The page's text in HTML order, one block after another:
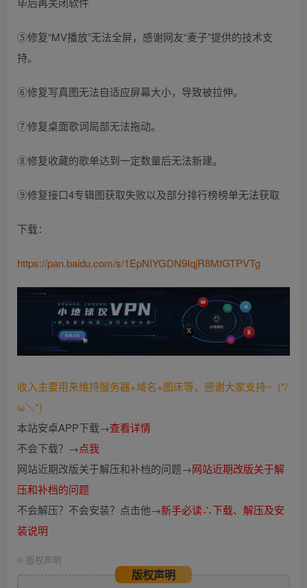
⑤修复“MV播放”无法全屏，感谢网友“麦子”提供的技术支
持。
⑥修复写真图无法自适应屏幕大小，导致被拉伸。
⑦修复桌面歌词局部无法拖动。
⑧修复收藏的歌单达到一定数量后无法新建。
⑨修复接口4专辑图获取失败以及部分排行榜榜单无法获取
下载：
https://pan.baidu.com/s/1EpNIYGDN9IqjR8MfGTPVTg
收入主要用来维持服务器+域名+图床等，感谢大家支持~ (*/
ω＼*)
本站安卓APP下载→查看详情
不会下载？→点我
网站近期改版关于解压和补档的问题→网站近期改版关于解
压和补档的问题
不会解压？不会安装？点击他→新手必读∴下载、解压及安
装说明
© 版权声明
版权声明